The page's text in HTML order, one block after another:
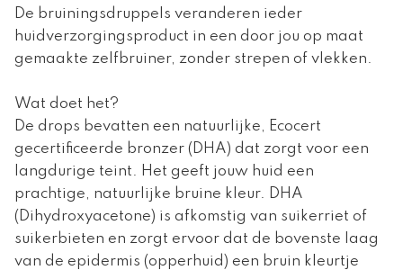
De bruiningsdruppels veranderen ieder
huidverzorgingsproduct in een door jou op maat
gemaakte zelfbruiner, zonder strepen of vlekken.
Wat doet het?
De drops bevatten een natuurlijke, Ecocert
gecertificeerde bronzer (DHA) dat zorgt voor een
langdurige teint. Het geeft jouw huid een
prachtige, natuurlijke bruine kleur. DHA
(Dihydroxyacetone) is afkomstig van suikerriet of
suikerbieten en zorgt ervoor dat de bovenste laag
van de epidermis (opperhuid) een bruin kleurtje